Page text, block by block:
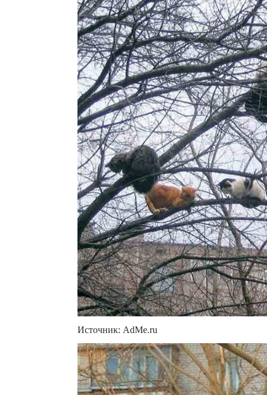
Источник: AdMe.ru